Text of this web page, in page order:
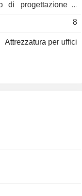
di progettazione e
Strumenti
si occupa della
temporizzazione e la
tra cui le
commerciali è
di azionista, socio o
LGL Group investe
8
Attrezzatura per uffici